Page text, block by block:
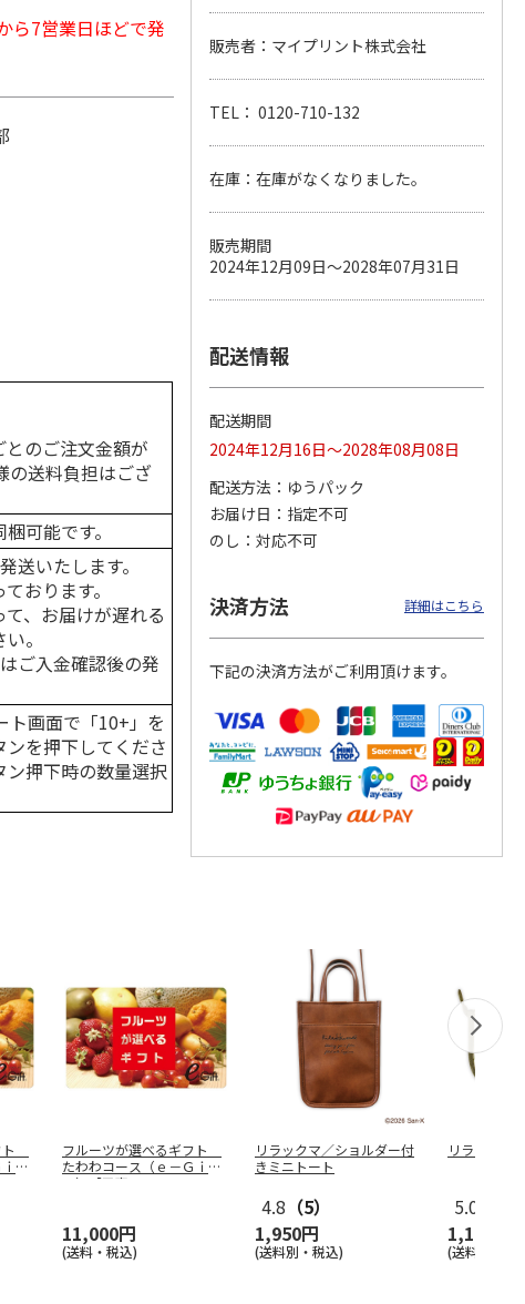
カムカ
コーン
ーン型 S
税込)
銀のスプーン パウ
チ 健康に育つ子ね
こ用 まぐろ・かつ
120円
(送料別・税込)
ペット線香 虹のか
なた フルーティフ
ローラルの香り
590円
(送料別・税込)
CIAO 香り立つクラ
ンキー ちゅ～る和
ら7営業日ほどで発
のご注文金額が
の送料負担はござ
可能です。
送いたします。
おります。
、お届けが遅れる
。
ご入金確認後の発
画面で「10+」を
を押下してくださ
ン押下時の数量選択
販売者：マイプリント株式会社
TEL： 0120-710-132
在庫：在庫がなくなりました。
販売期間
2024年12月09日～2028年07月31日
配送情報
配送期間
2024年12月16日～2028年08月08日
配送方法
ゆうパック
お届け日
指定不可
のし
対応不可
決済方法 詳細はこちら
下記の決済方法がご利用頂けます。
ト
ｆ
フルーツが選べるギフト
たわわコース（ｅ－Ｇｉｆ
ｔ）【弔事
11,000円
(送料・税込)
リラックマ／ショルダー付
きミニトート
4.8 （5）
1,950円
(送料別・税込)
リラックマ
5.0
1,100円
(送料別・税